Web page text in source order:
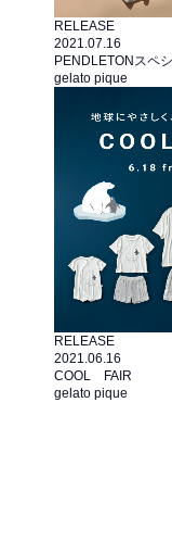
RELEASE
2021.07.16
PENDLETONスペ
gelato pique
RELEASE
2021.06.16
COOL FAIR
gelato pique